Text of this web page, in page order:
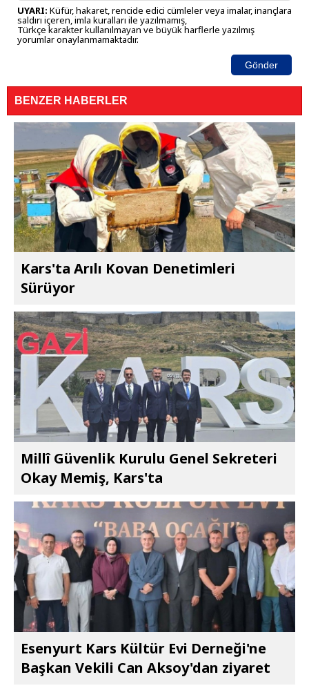
UYARI: Küfür, hakaret, rencide edici cümleler veya imalar, inançlara
saldırı içeren, imla kuralları ile yazılmamış,
Türkçe karakter kullanılmayan ve büyük harflerle yazılmış
yorumlar onaylanmamaktadır.
Gönder
BENZER HABERLER
Kars'ta Arılı Kovan Denetimleri
Sürüyor
Millî Güvenlik Kurulu Genel Sekreteri
Okay Memiş, Kars'ta
Esenyurt Kars Kültür Evi Derneği'ne
Başkan Vekili Can Aksoy'dan ziyaret